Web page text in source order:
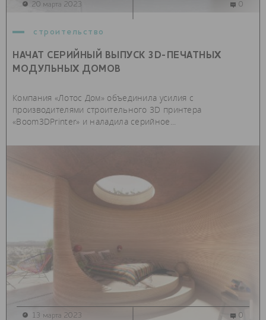
строительство
НАЧАТ СЕРИЙНЫЙ ВЫПУСК 3D-ПЕЧАТНЫХ
МОДУЛЬНЫХ ДОМОВ
Компания «Лотос Дом» объединила усилия с
производителями строительного 3D принтера
«Boom3DPrinter» и наладила серийное...
20 марта 2023 0
13 марта 2023 0